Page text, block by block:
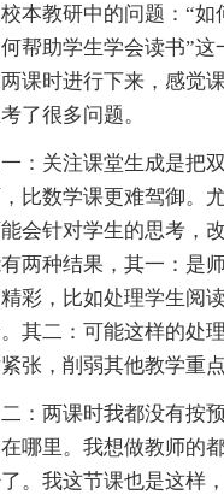
本教研中的问题：“
帮助学生学会读书”这
课时进行下来，感觉
了很多问题。
关注课堂生成是把双
比数学课更难驾御。
会针对学生的思考，
两种结果，其一：是
彩，比如处理学生阅
其二：可能这样的处
张，削弱其他教学重点
两课时我都没有按预
哪里。我想做教师的
。我这节课也是这样